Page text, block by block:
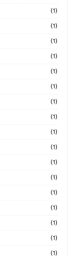
(1)
(1)
(1)
(1)
(1)
(1)
(1)
(1)
(1)
(1)
(1)
(1)
(1)
(1)
(1)
(1)
(1)